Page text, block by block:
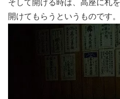
そして開ける時は、高座に札
開けてもらうというものです。